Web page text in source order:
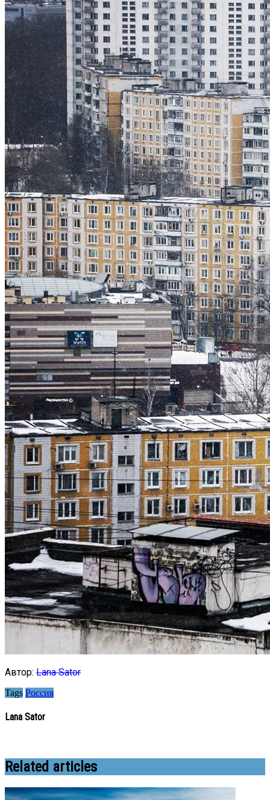
Автор: Lana Sator
Tags Россия
Lana Sator
Related articles